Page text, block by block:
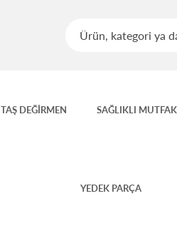
TAŞ DEĞİRMEN SAĞLIKLI MUTFAK
YEDEK PARÇA